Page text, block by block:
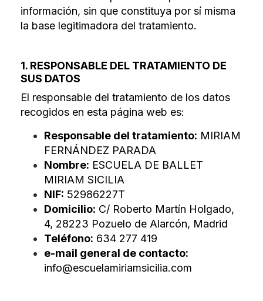
información, sin que constituya por sí misma
la base legitimadora del tratamiento.
1. RESPONSABLE DEL TRATAMIENTO DE
SUS DATOS
El responsable del tratamiento de los datos
recogidos en esta página web es:
Responsable del tratamiento: MIRIAM
FERNÁNDEZ PARADA
Nombre: ESCUELA DE BALLET
MIRIAM SICILIA
NIF: 52986227T
Domicilio: C/ Roberto Martín Holgado,
4, 28223 Pozuelo de Alarcón, Madrid
Teléfono: 634 277 419
e-mail general de contacto:
info@escuelamiriamsicilia.com